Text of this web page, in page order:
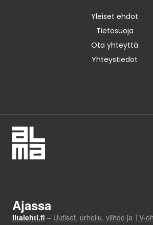
Yleiset ehdot
Tietosuoja
Ota yhteyttä
Yhteystiedot